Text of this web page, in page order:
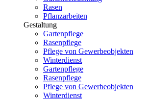
Rasen
Pflanzarbeiten
Gestaltung
Gartenpflege
Rasenpflege
Pflege von Gewerbeobjekten
Winterdienst
Gartenpflege
Rasenpflege
Pflege von Gewerbeobjekten
Winterdienst